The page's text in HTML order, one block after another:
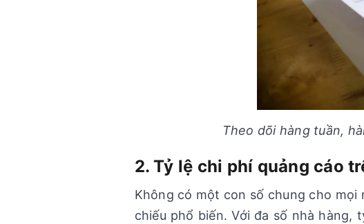
Theo dõi hàng tuần,
2. Tỷ lệ chi phí quảng cáo
Không có một con số chung cho
chiếu phổ biến. Với đa số nhà